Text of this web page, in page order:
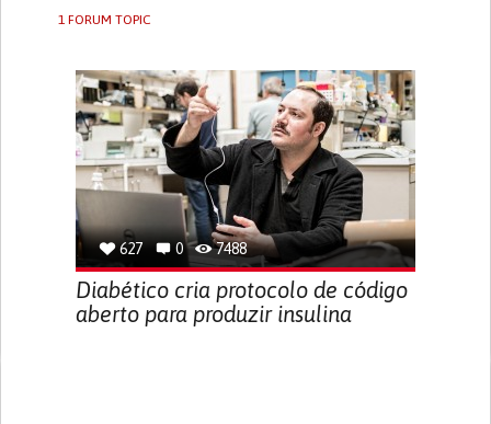
1 FORUM TOPIC
627 0 7488
Diabético cria protocolo de código
aberto para produzir insulina